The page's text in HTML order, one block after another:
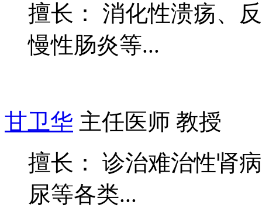
擅长： 消化性溃疡、
慢性肠炎等...
甘卫华 主任医师 教授
擅长： 诊治难治性肾
尿等各类...